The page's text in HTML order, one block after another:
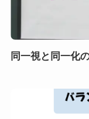
同一視と同一化